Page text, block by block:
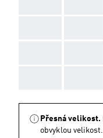
Přesná velikost.
obvyklou velikost.